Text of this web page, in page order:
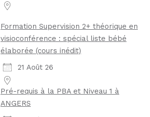
Formation Supervision 2+ théorique en
visioconférence : spécial liste bébé
élaborée (cours inédit)
21 Août 26
Pré-requis à la PBA et Niveau 1 à
ANGERS